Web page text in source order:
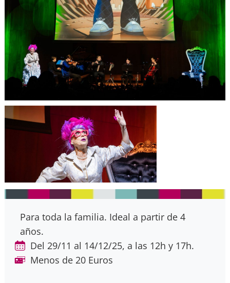
Para toda la familia. Ideal a partir de 4
años.
Del 29/11 al 14/12/25, a las 12h y 17h.
Menos de 20 Euros